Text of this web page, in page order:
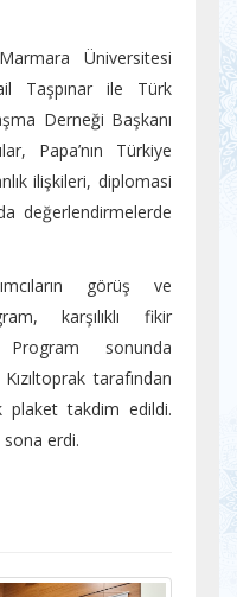
Üniversitesi
Taşpınar ile Türk
Derneği Başkanı
Papa’nın Türkiye
ilişkileri, diplomasi
değerlendirmelerde
görüş ve
karşılıklı fikir
sonunda
tarafından
plaket takdim edildi.
sona erdi.